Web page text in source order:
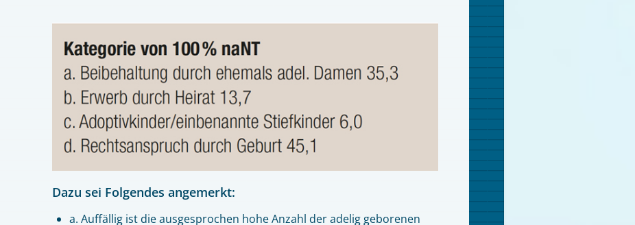
Dazu sei Folgendes angemerkt:
a. Auffällig ist die ausgesprochen hohe Anzahl der adelig geborenen